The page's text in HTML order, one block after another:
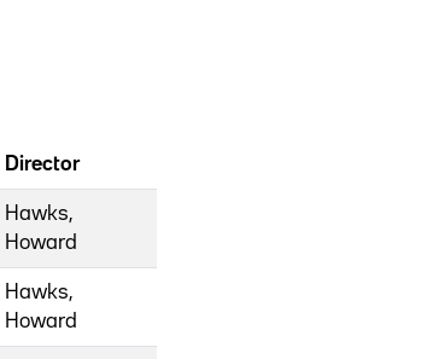
Director
Hawks,
Howard
Hawks,
Howard